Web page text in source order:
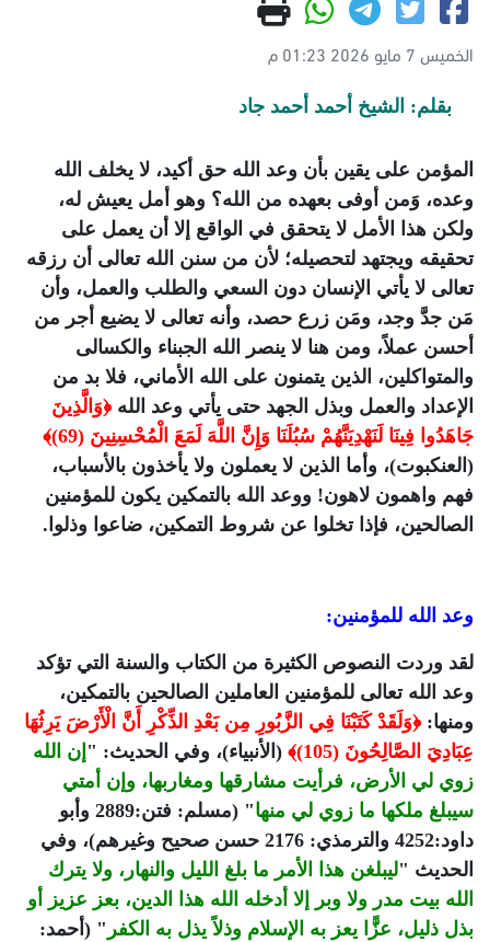
الخميس 7 مايو 2026 01:23 م
بقلم: الشيخ أحمد أحمد جاد
المؤمن على يقين بأن وعد الله حق أكيد، لا يخلف الله
وعده، وَمن أوفى بعهده من الله؟ وهو أمل يعيش له،
ولكن هذا الأمل لا يتحقق في الواقع إلا أن يعمل على
تحقيقه ويجتهد لتحصيله؛ لأن من سنن الله تعالى أن رزقه
تعالى لا يأتي الإنسان دون السعي والطلب والعمل، وأن
مَن جدَّ وجد، ومَن زرع حصد، وأنه تعالى لا يضيع أجر من
أحسن عملاً، ومن هنا لا ينصر الله الجبناء والكسالى
والمتواكلين، الذين يتمنون على الله الأماني، فلا بد من
الإعداد والعمل وبذل الجهد حتى يأتي وعد الله﴿وَالَّذِينَ
جَاهَدُوا فِينَا لَنَهْدِيَنَّهُمْ سُبُلَنَا وَإِنَّ اللَّهَ لَمَعَ الْمُحْسِنِينَ (69)﴾
(العنكبوت)، وأما الذين لا يعملون ولا يأخذون بالأسباب،
فهم واهمون لاهون! ووعد الله بالتمكين يكون للمؤمنين
الصالحين، فإذا تخلوا عن شروط التمكين، ضاعوا وذلوا.
وعد الله للمؤمنين:
لقد وردت النصوص الكثيرة من الكتاب والسنة التي تؤكد
وعد الله تعالى للمؤمنين العاملين الصالحين بالتمكين،
ومنها:﴿وَلَقَدْ كَتَبْنَا فِي الزَّبُورِ مِن بَعْدِ الذِّكْرِ أَنَّ الْأَرْضَ يَرِثُهَا
عِبَادِيَ الصَّالِحُونَ (105)﴾
(الأنبياء)، وفي الحديث: " إن الله
زوي لي الأرض، فرأيت مشارقها ومغاربها، وإن أمتي
سيبلغ ملكها ما زوي لي منها
" (مسلم: فتن:2889 وأبو
داود:4252 والترمذي: 2176 حسن صحيح وغيرهم)، وفي
الحديث "ليبلغن هذا الأمر ما بلغ الليل والنهار، ولا يترك
الله بيت مدر ولا وبر إلا أدخله الله هذا الدين، بعز عزيز أو
بذل ذليل، عزًّا يعز به الإسلام وذلاً يذل به الكفر " (أحمد: